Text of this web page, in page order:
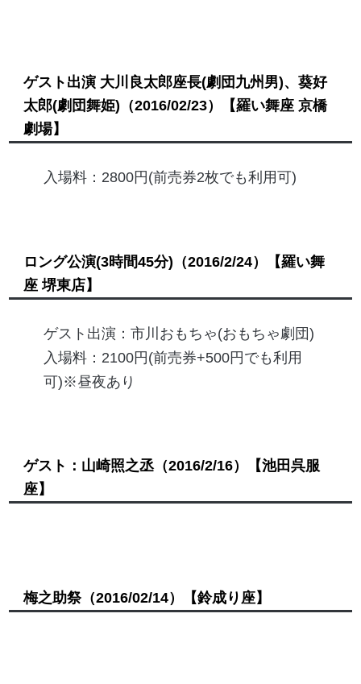
ゲスト出演 大川良太郎座長(劇団九州男)、葵好
太郎(劇団舞姫) （2016/02/23）
【羅い舞座 京橋
劇場】
入場料：2800円(前売券2枚でも利用可)
ロング公演(3時間45分) （2016/2/24）
【羅い舞
座 堺東店】
ゲスト出演：市川おもちゃ(おもちゃ劇団)
入場料：2100円(前売券+500円でも利用
可)※昼夜あり
ゲスト：山崎照之丞（2016/2/16）
【池田呉服
座】
梅之助祭（2016/02/14） 【鈴成り座】